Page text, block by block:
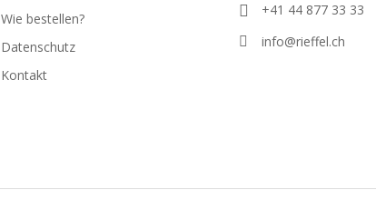
Wie bestellen?
Datenschutz
Kontakt
+41 44 877 33 33
info@rieffel.ch